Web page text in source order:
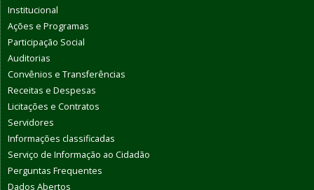
Institucional
Ações e Programas
Participação Social
Auditorias
Convênios e Transferências
Receitas e Despesas
Licitações e Contratos
Servidores
Informações classificadas
Serviço de Informação ao Cidadão
Perguntas Frequentes
Dados Abertos